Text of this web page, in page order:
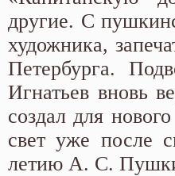
другие. С
художника,
Петербурга.
Игнатьев вновь
создал для
свет уже после
летию А. С.